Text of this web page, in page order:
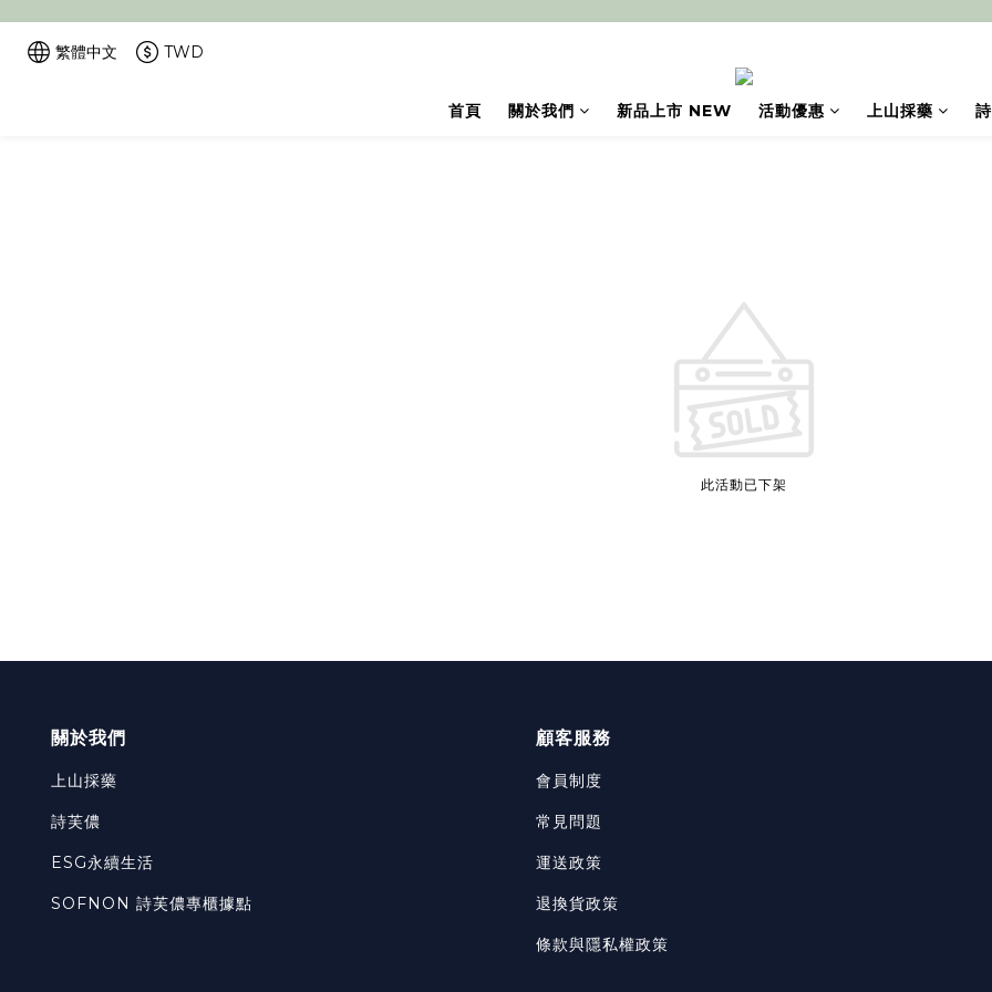
繁體中文 TWD
首頁 關於我們 新品上市 NEW 活動優惠 上山採藥
此活動已下架
關於我們
上山採藥
詩芙儂
ESG永續生活
SOFNON 詩芙儂專櫃據點
顧客服務
會員制度
常見問題
運送政策
退換貨政策
條款與隱私權政策